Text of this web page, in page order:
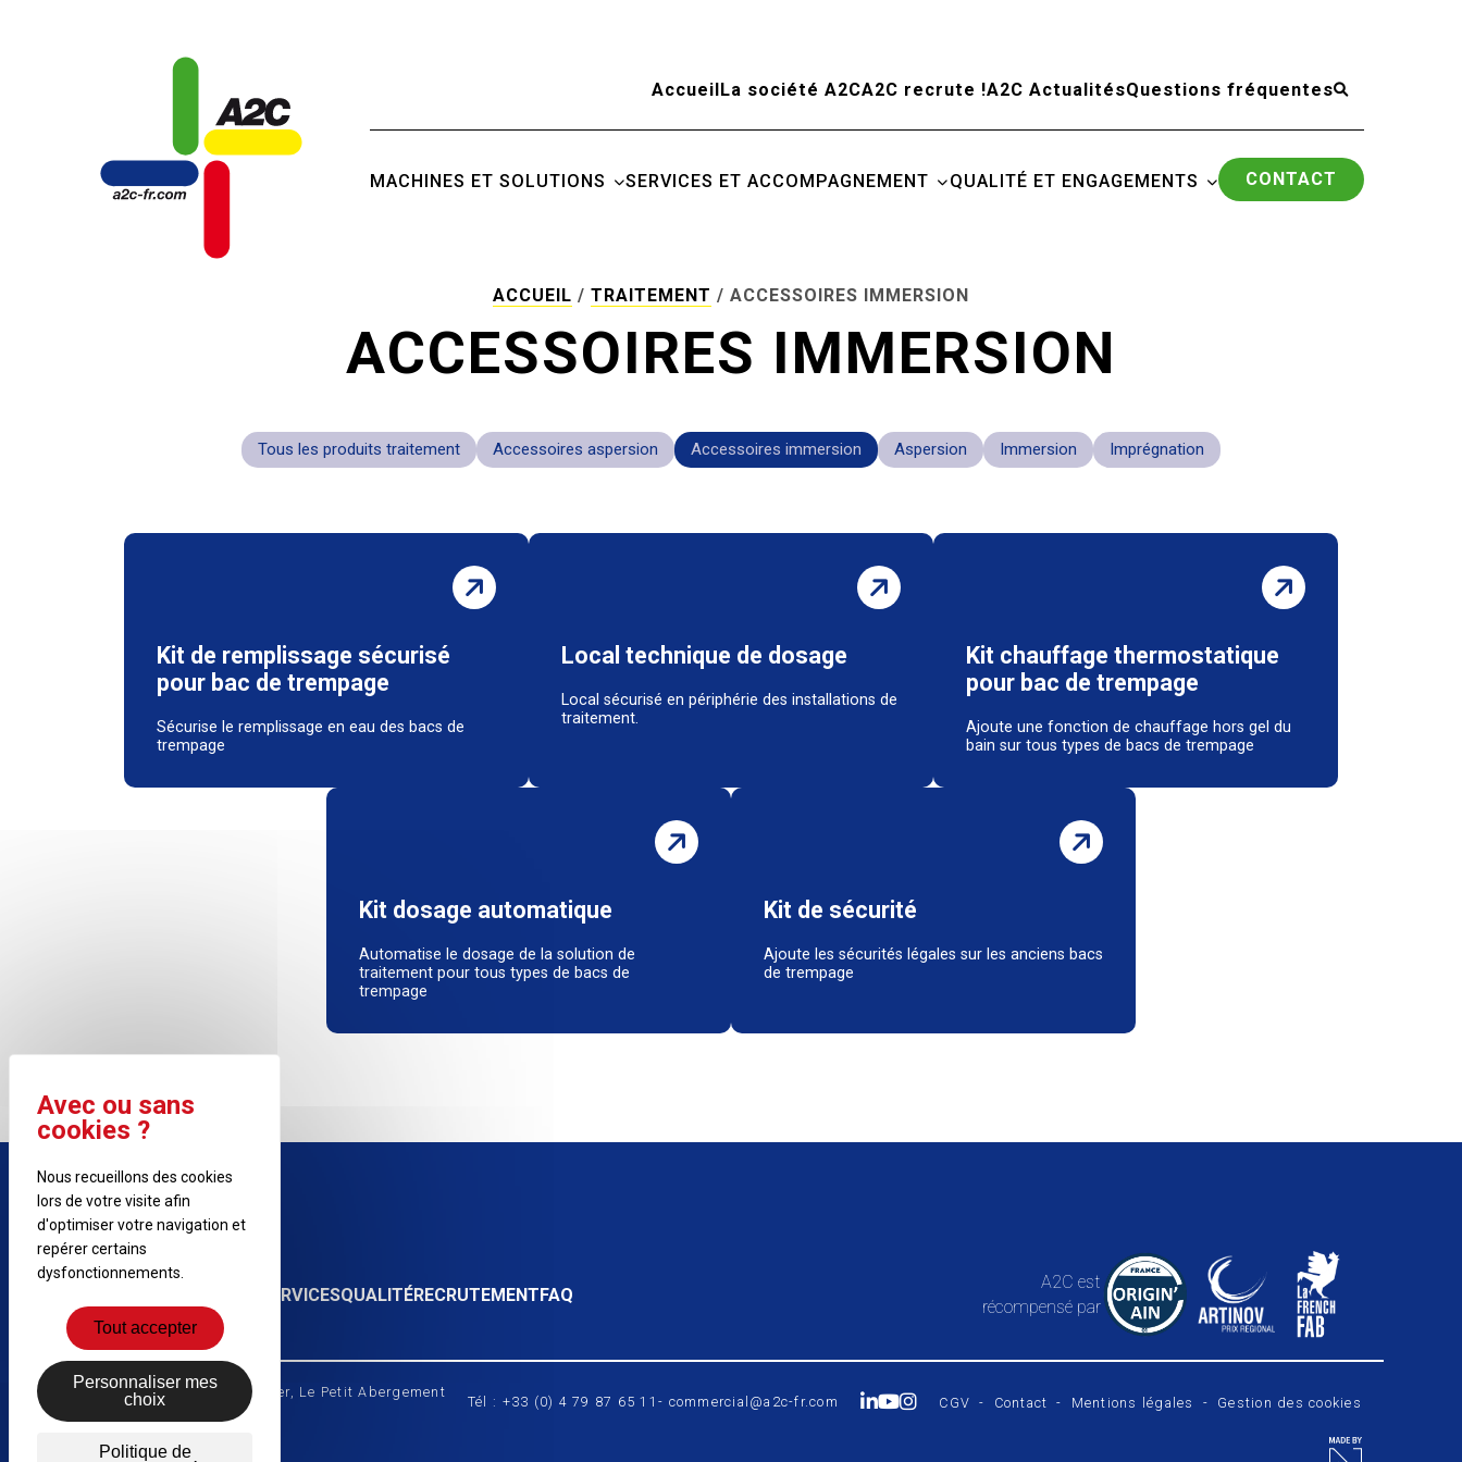
AccueilLa société A2CA2C recrute !A2C ActualitésQuestions fréquentes
MACHINES ET SOLUTIONS SERVICES ET ACCOMPAGNEMENT QUALITÉ ET ENGAGEMENTS CONTACT
ACCUEIL / TRAITEMENT / ACCESSOIRES IMMERSION
ACCESSOIRES IMMERSION
Tous les produits traitement Accessoires aspersion Accessoires immersion Aspersion Immersion Imprégnation
Kit de remplissage sécurisé
pour bac de trempage
Sécurise le remplissage en eau des bacs de
trempage
Local technique de dosage
Local sécurisé en périphérie des installations de
traitement.
Kit chauffage thermostatique
pour bac de trempage
Ajoute une fonction de chauffage hors gel du
bain sur tous types de bacs de trempage
Kit dosage automatique
Automatise le dosage de la solution de
traitement pour tous types de bacs de
trempage
Kit de sécurité
Ajoute les sécurités légales sur les anciens bacs
de trempage
SERVICESQUALITÉRECRUTEMENTFAQ
A2C est
récompensé par
A2C - 1 chemin du Nerbier, Le Petit Abergement
01260 Haut Valromey
Tél : +33 (0) 4 79 87 65 11 - commercial@a2c-fr.com CGV - Contact - Mentions légales - Gestion des cookies
Nous recueillons des cookies
lors de votre visite afin
d'optimiser votre navigation et
repérer certains
dysfonctionnements.
Tout accepter
Personnaliser mes
choix
Politique de